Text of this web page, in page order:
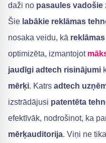
daži no pasaules vadošie
Šie labākie reklāmas
nosaka veidu, kā
optimizēta, izmantojot
jaudīgi adtech risinājumi
mērķi. Katrs adtech
izstrādājusi patentēta
efektīvāk, nodrošinot, ka
mērķauditorija. Viņi ne